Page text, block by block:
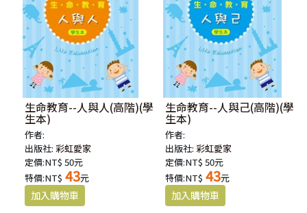
生命教育--人與人(高階)(學
生本)
作者:
出版社:彩虹愛家
定價:NT$ 50元
特價:NT$ 43元
生命教育--人與己(高階)(學
生本)
作者:
出版社:彩虹愛家
定價:NT$ 50元
特價:NT$ 43元